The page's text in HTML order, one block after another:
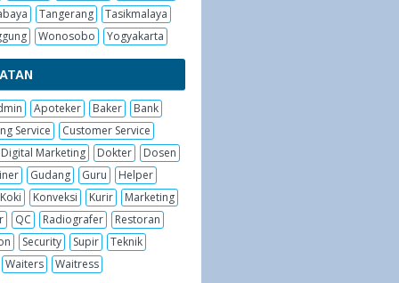
Tangerang
Tasikmalaya
Wonosobo Yogyakarta
Apoteker Baker
Bank
Service
Customer Service
Digital Marketing
Dokter
Dosen
Gudang Guru
Helper
Koki
Konveksi Kurir
Marketing
QC Radiografer
Restoran
Security Supir
Teknik
Waiters
Waitress